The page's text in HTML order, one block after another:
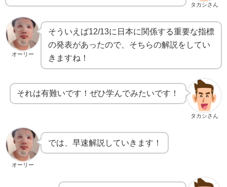
タカシさん
オーリー
そういえば12/13に日本に関係する重要な指標
の発表があったので、そちらの解説をしてい
きますね！
タカシさん
それは有難いです！ぜひ学んでみたいです！
オーリー
では、早速解説していきます！